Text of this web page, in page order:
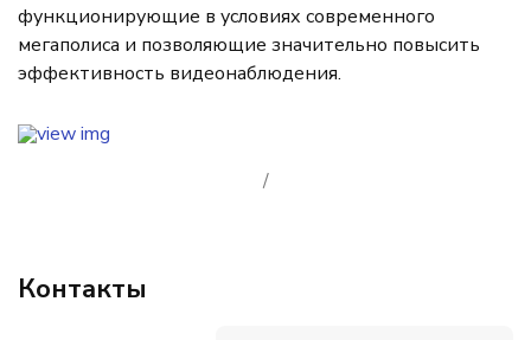
функционирующие в условиях современного
мегаполиса и позволяющие значительно повысить
эффективность видеонаблюдения.
/
Контакты